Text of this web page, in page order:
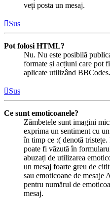
veți posta un mesaj.
Sus
Pot folosi HTML?
Nu. Nu este posibilă
formate și acțiuni care pot
aplicate utilizând BBCodes.
Sus
Ce sunt emoticoanele?
Zâmbetele sunt imagini
exprima un sentiment cu
în timp ce :( denotă
poate fi văzută în
abuzați de utilizarea
un mesaj foarte greu de
sau emoticoane de mesaje
pentru numărul de
mesaj.